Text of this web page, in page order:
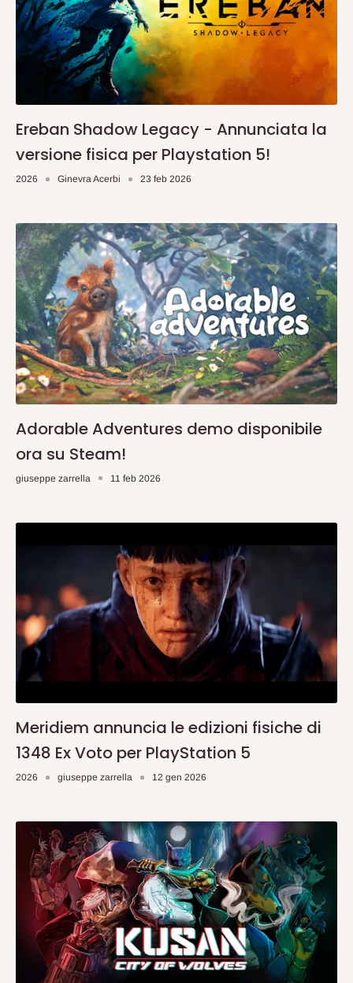
Ereban Shadow Legacy - Annunciata la
versione fisica per Playstation 5!
2026 Ginevra Acerbi 23 feb 2026
Adorable Adventures demo disponibile
ora su Steam!
giuseppe zarrella 11 feb 2026
Meridiem annuncia le edizioni fisiche di
1348 Ex Voto per PlayStation 5
2026 giuseppe zarrella 12 gen 2026